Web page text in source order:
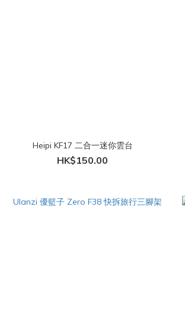
Heipi KF17 二合一迷你雲台
HK$150.00